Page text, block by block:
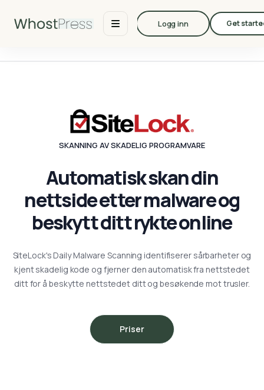
Logg inn Get
SKANNING AV SKADELIG PROGRAMVARE
Automatisk skan din
nettside etter malware og
beskytt ditt rykte online
SiteLock's Daily Malware Scanning identifiserer sårbarheter og
kjent skadelig kode og fjerner den automatisk fra nettstedet
ditt for å beskytte nettstedet ditt og besøkende mot trusler.
Priser